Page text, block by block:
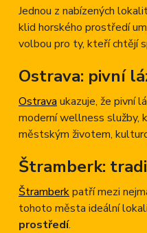
Jednou z nabízených
klid horského prostředí
volbou pro ty, kteří chtějí
Ostrava: pivní
Ostrava ukazuje, že pivní
moderní wellness služby,
městským životem,
Štramberk:
Štramberkpatří mezi
tohoto města ideální
prostředí.